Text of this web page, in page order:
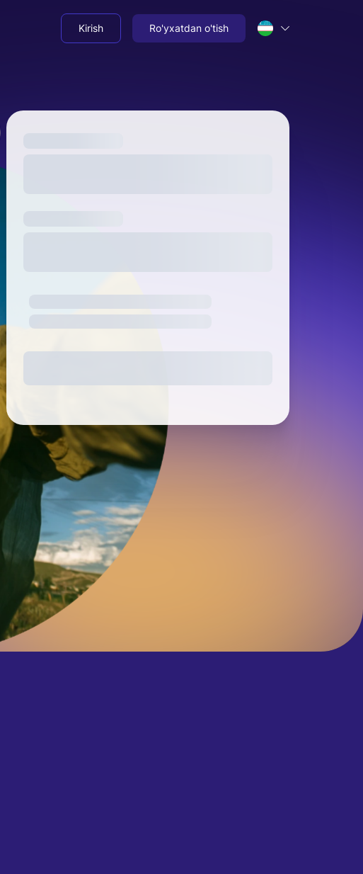
Kirish Ro'yxatdan o'tish